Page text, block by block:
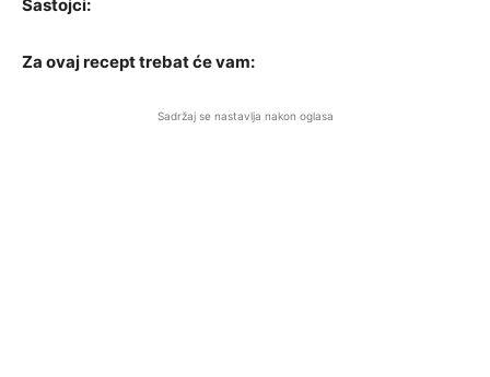
Sastojci:
Za ovaj recept trebat će vam:
Sadržaj se nastavlja nakon oglasa